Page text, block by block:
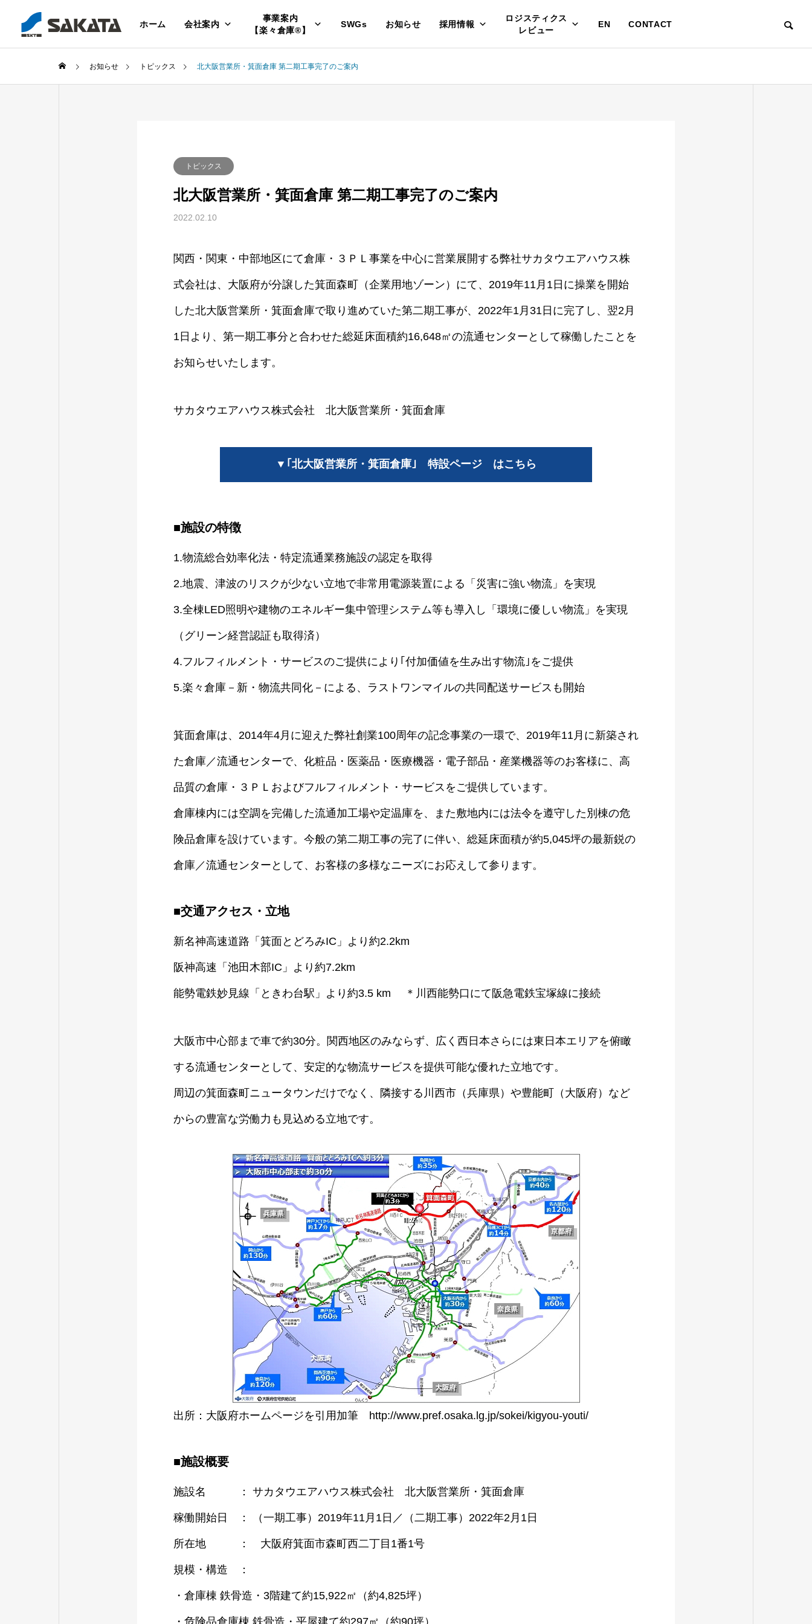
ホーム 会社案内
事業案内
【楽々倉庫®】
SWGs お知らせ 採用情報
ロジスティクス
レビュー
EN CONTACT
お知らせ トピックス 北大阪営業所・箕面倉庫 第二期工事完了のご案内
トピックス
北大阪営業所・箕面倉庫 第二期工事完了のご案内
2022.02.10
関西・関東・中部地区にて倉庫・３ＰＬ事業を中心に営業展開する弊社サカタウエアハウス株
式会社は、大阪府が分譲した箕面森町（企業用地ゾーン）にて、2019年11月1日に操業を開始
した北大阪営業所・箕面倉庫で取り進めていた第二期工事が、2022年1月31日に完了し、翌2月
1日より、第一期工事分と合わせた総延床面積約16,648㎡の流通センターとして稼働したことを
お知らせいたします。
サカタウエアハウス株式会社 北大阪営業所・箕面倉庫
▼｢北大阪営業所・箕面倉庫｣ 特設ページ はこちら
■施設の特徴
1.物流総合効率化法・特定流通業務施設の認定を取得
2.地震、津波のリスクが少ない立地で非常用電源装置による「災害に強い物流」を実現
3.全棟LED照明や建物のエネルギー集中管理システム等も導入し「環境に優しい物流」を実現
（グリーン経営認証も取得済）
4.フルフィルメント・サービスのご提供により｢付加価値を生み出す物流｣をご提供
5.楽々倉庫－新・物流共同化－による、ラストワンマイルの共同配送サービスも開始
箕面倉庫は、2014年4月に迎えた弊社創業100周年の記念事業の一環で、2019年11月に新築され
た倉庫／流通センターで、化粧品・医薬品・医療機器・電子部品・産業機器等のお客様に、高
品質の倉庫・３ＰＬおよびフルフィルメント・サービスをご提供しています。
倉庫棟内には空調を完備した流通加工場や定温庫を、また敷地内には法令を遵守した別棟の危
険品倉庫を設けています。今般の第二期工事の完了に伴い、総延床面積が約5,045坪の最新鋭の
倉庫／流通センターとして、お客様の多様なニーズにお応えして参ります。
■交通アクセス・立地
新名神高速道路「箕面とどろみIC」より約2.2km
阪神高速「池田木部IC」より約7.2km
能勢電鉄妙見線「ときわ台駅」より約3.5 km ＊川西能勢口にて阪急電鉄宝塚線に接続
大阪市中心部まで車で約30分。関西地区のみならず、広く西日本さらには東日本エリアを俯瞰
する流通センターとして、安定的な物流サービスを提供可能な優れた立地です。
周辺の箕面森町ニュータウンだけでなく、隣接する川西市（兵庫県）や豊能町（大阪府）など
からの豊富な労働力も見込める立地です。
出所：大阪府ホームページを引用加筆 http://www.pref.osaka.lg.jp/sokei/kigyou-youti/
■施設概要
施設名 ： サカタウエアハウス株式会社 北大阪営業所・箕面倉庫
稼働開始日 ： （一期工事）2019年11月1日／（二期工事）2022年2月1日
所在地 ： 大阪府箕面市森町西二丁目1番1号
規模・構造 ：
・倉庫棟 鉄骨造・3階建て約15,922㎡（約4,825坪）